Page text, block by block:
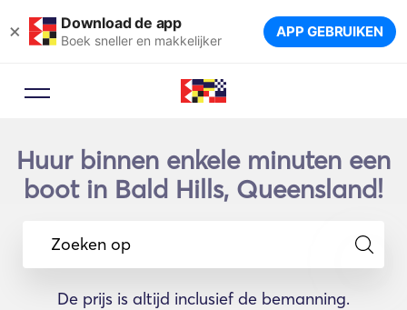
× Download de app
Boek sneller en makkelijker APP GEBRUIKEN
Huur binnen enkele minuten een
boot in Bald Hills, Queensland!
Zoeken op
De prijs is altijd inclusief de bemanning.